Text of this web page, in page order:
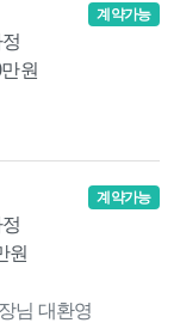
원
계약가능
원
계약가능
님 대환영